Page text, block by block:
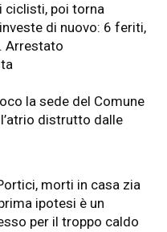
ciclisti, poi torna
di nuovo: 6 feriti,
Arrestato
la sede del Comune
distrutto dalle
morti in casa zia
ipotesi è un
per il troppo caldo